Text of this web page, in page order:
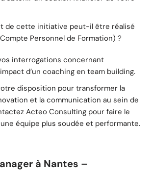
de cette initiative peut-il être réalisé
Personnel de Formation) ?
interrogations concernant
d’un coaching en team building.
disposition pour transformer la
et la communication au sein de
Acteo Consulting pour faire le
équipe plus soudée et performante.
à Nantes –